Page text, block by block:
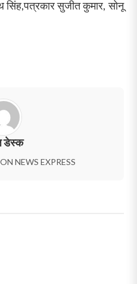
सिंह,पत्रकार सुजीत कुमार, सोनू
डेस्क
NEWS EXPRESS